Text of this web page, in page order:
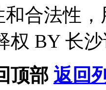
合法性
权 BY 长
顶部 返回